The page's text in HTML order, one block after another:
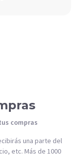
compras
una parte del
etc. Más de 1000